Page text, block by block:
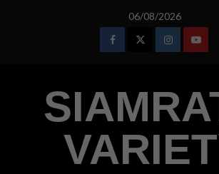
06/08/2026
FacebookTwitterInstagram